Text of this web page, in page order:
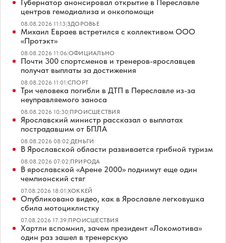
Губернатор анонсировал открытие в Переславле
центров гемодиализа и онкопомощи
08.08.2026 11:13|ЗДОРОВЬЕ
Михаил Евраев встретился с коллективом ООО
«Протэкт»
08.08.2026 11:06|ОФИЦИАЛЬНО
Почти 300 спортсменов и тренеров-ярославцев
получат выплаты за достижения
08.08.2026 11:01|СПОРТ
Три человека погибли в ДТП в Переславле из-за
неуправляемого заноса
08.08.2026 10:30|ПРОИСШЕСТВИЯ
Ярославский министр рассказал о выплатах
пострадавшим от БПЛА
08.08.2026 08:02|ДЕНЬГИ
В Ярославской области развивается грибной туризм
08.08.2026 07:02|ПРИРОДА
В ярославской «Арене 2000» поднимут еще один
чемпионский стяг
07.08.2026 18:01|ХОККЕЙ
Опубликовано видео, как в Ярославле легковушка
сбила мотоциклистку
07.08.2026 17:39|ПРОИСШЕСТВИЯ
Хартли вспомнил, зачем президент «Локомотива»
один раз зашел в тренерскую